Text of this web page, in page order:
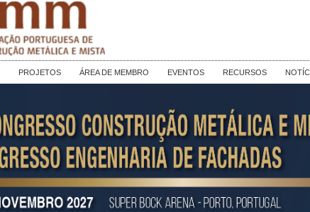
PROJETOS ÁREA DE MEMBRO EVENTOS RECURSOS